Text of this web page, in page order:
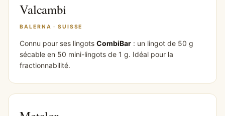
Valcambi
BALERNA · SUISSE
Connu pour ses lingotsCombiBar : un lingot de 50 g
sécable en 50 mini-lingots de 1 g. Idéal pour la
fractionnabilité.